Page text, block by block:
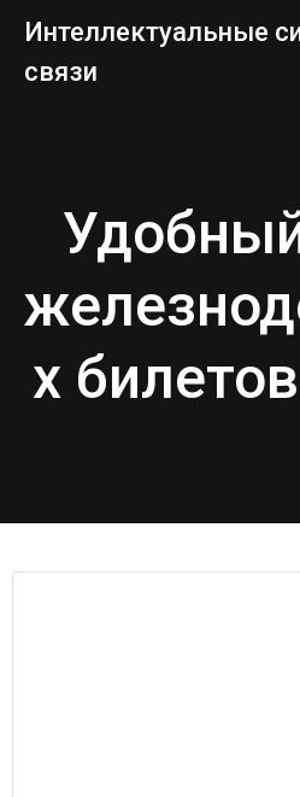
к
Интеллектуальные
связи
х